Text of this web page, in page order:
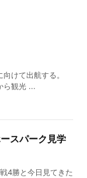
けて出航する。
ら観光 ...
スパーク見学
4勝と今日見てきた